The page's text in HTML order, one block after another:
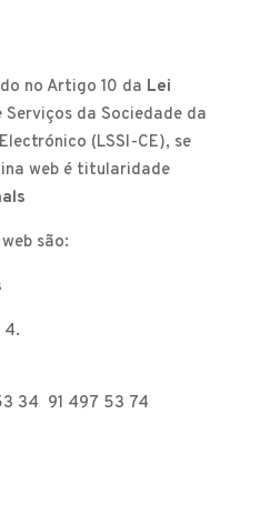
no Artigo 10 da Lei
Serviços da Sociedade da
(LSSI-CE), se
web é titularidade
são:
4.
34 91 497 53 74